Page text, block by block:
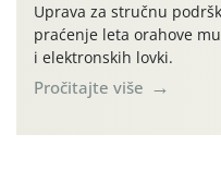
Uprava za stručnu
praćenje leta orahove
i elektronskih lovki.
Pročitajte više